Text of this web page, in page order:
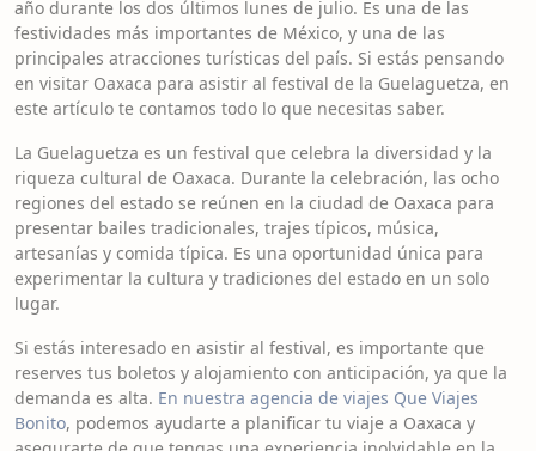
año durante los dos últimos lunes de julio. Es una de las
festividades más importantes de México, y una de las
principales atracciones turísticas del país. Si estás pensando
en visitar Oaxaca para asistir al festival de la Guelaguetza, en
este artículo te contamos todo lo que necesitas saber.
La Guelaguetza es un festival que celebra la diversidad y la
riqueza cultural de Oaxaca. Durante la celebración, las ocho
regiones del estado se reúnen en la ciudad de Oaxaca para
presentar bailes tradicionales, trajes típicos, música,
artesanías y comida típica. Es una oportunidad única para
experimentar la cultura y tradiciones del estado en un solo
lugar.
Si estás interesado en asistir al festival, es importante que
reserves tus boletos y alojamiento con anticipación, ya que la
demanda es alta. En nuestra agencia de viajes Que Viajes
Bonito, podemos ayudarte a planificar tu viaje a Oaxaca y